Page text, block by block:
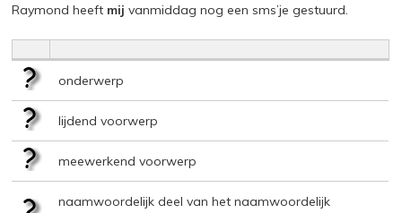
Raymond heeft mij vanmiddag nog een sms’je gestuurd.
onderwerp
lijdend voorwerp
meewerkend voorwerp
naamwoordelijk deel van het naamwoordelijk